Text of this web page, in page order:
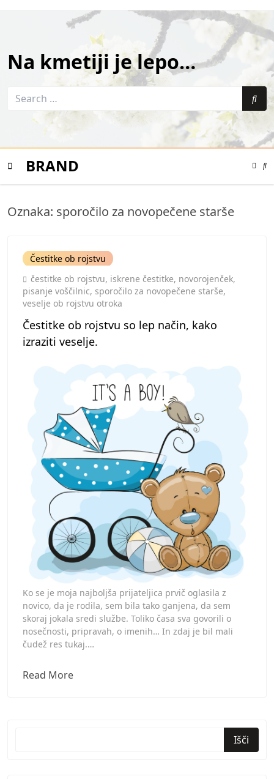
Na kmetiji je lepo…
Search
Toggle
BRAND
Color
Oznaka: sporočilo za novopečene starše
Čestitke ob rojstvu
čestitke ob rojstvu, iskrene čestitke, novorojenček,
pisanje voščilnic, sporočilo za novopečene starše,
veselje ob rojstvu otroka
Čestitke ob rojstvu so lep način, kako
izraziti veselje.
Ko se je moja najboljša prijateljica prvič oglasila z
novico, da je rodila, sem bila tako ganjena, da sem
skoraj jokala sredi službe. Toliko časa sva govorili o
nosečnosti, pripravah, o imenih… In zdaj je bil mali
čudež res tukaj.…
Read MoreČestitke
Išči